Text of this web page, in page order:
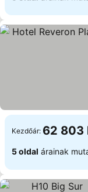
Kezdőár: 62 803
5 oldal árainak